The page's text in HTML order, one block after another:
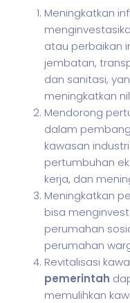
Meningkatkan
atau perbaikan
jembatan,
dan sanitasi,
meningkatkan
Mendorong
dalam
kawasan
pertumbuhan
kerja, dan
Meningkatkan
bisa
perumahan
perumahan
Revitalisasi
pemerintah
memulihkan